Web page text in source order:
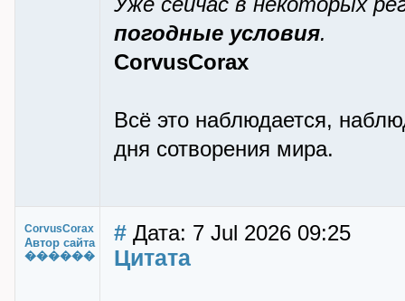
погодные условия.
CorvusCorax
Всё это наблюдается,
дня сотворения мира.
CorvusCorax
Автор сайта
������
# Дата: 7 Jul 2026 09:25
Цитата